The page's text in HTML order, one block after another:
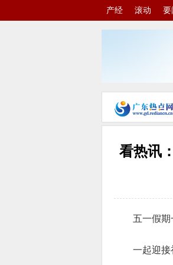
产经 滚动 要
看热讯
五一假
一起迎接